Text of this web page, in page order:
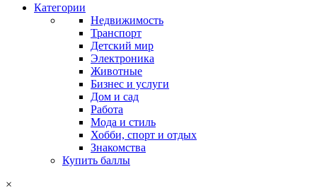
Категории
Недвижимость
Транспорт
Детский мир
Электроника
Животные
Бизнес и услуги
Дом и сад
Работа
Мода и стиль
Хобби, спорт и отдых
Знакомства
Купить баллы
×